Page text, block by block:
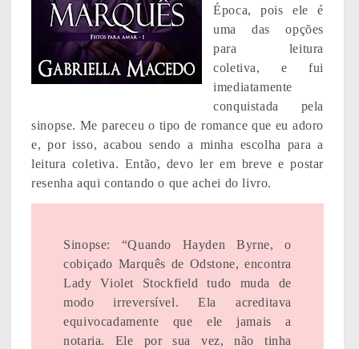
Época, pois ele é
uma das opções
para leitura
coletiva, e fui
imediatamente
conquistada pela
sinopse. Me pareceu o tipo de romance que eu adoro
e, por isso, acabou sendo a minha escolha para a
leitura coletiva. Então, devo ler em breve e postar
resenha aqui contando o que achei do livro.
Sinopse: “Quando Hayden Byrne, o
cobiçado Marquês de Odstone, encontra
Lady Violet Stockfield tudo muda de
modo irreversível. Ela acreditava
equivocadamente que ele jamais a
notaria. Ele por sua vez, não tinha